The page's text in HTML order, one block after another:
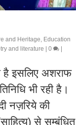
and Heritage Education
and literature |0 |
है इसलिए अशराफ
भी रही है।
नज़रिये की
से सम्बंधित